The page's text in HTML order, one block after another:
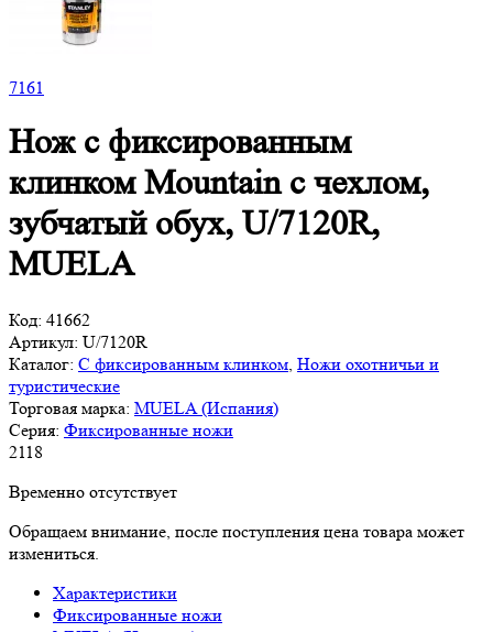
7161
Нож с фиксированным
клинком Mountain с чехлом,
зубчатый обух, U/7120R,
MUELA
Код: 41662
Артикул: U/7120R
Каталог: С фиксированным клинком Ножи охотничьи и
туристические
Торговая марка: MUELA (Испания)
Серия: Фиксированные ножи
2118
Временно отсутствует
Обращаем внимание, после поступления цена товара может
измениться.
Характеристики
Фиксированные ножи